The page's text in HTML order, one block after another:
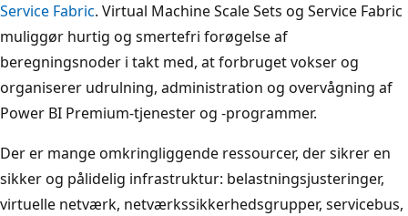
Service Fabric. Virtual Machine Scale Sets og Service Fabric
muliggør hurtig og smertefri forøgelse af
beregningsnoder i takt med, at forbruget vokser og
organiserer udrulning, administration og overvågning af
Power BI Premium-tjenester og -programmer.
Der er mange omkringliggende ressourcer, der sikrer en
sikker og pålidelig infrastruktur: belastningsjusteringer,
virtuelle netværk, netværkssikkerhedsgrupper, servicebus,